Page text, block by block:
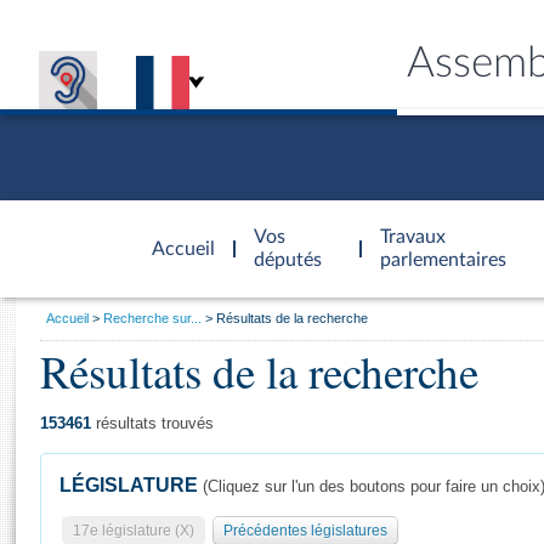
Accueil
d'accueil
Vos
députés
Travaux
parlementaires
Général
Vous
Accueil Recherche sur... Résultats de la recherche
Résultats de la recherche
153461 résultats trouvés
LÉGISLATURE (Cliquez sur l'un des boutons pour faire un choix)
17e législature (X) Précédentes législatures